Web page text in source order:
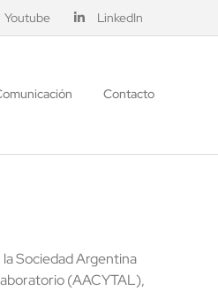
Youtube LinkedIn
Contacto
Sociedad Argentina
(AACYTAL),